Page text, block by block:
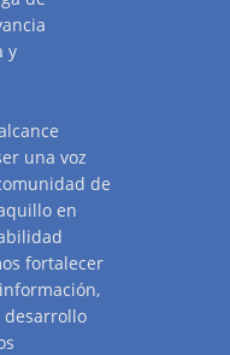
y
una voz
de
en
fortalecer